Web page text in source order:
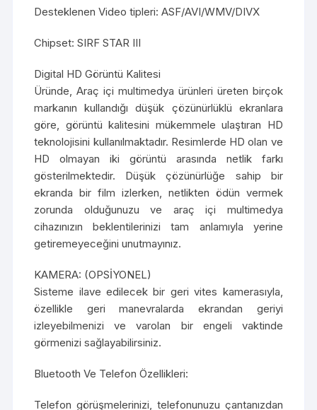
Desteklenen Video tipleri: ASF/AVI/WMV/DIVX
Chipset: SIRF STAR III
Digital HD Görüntü Kalitesi
Üründe, Araç içi multimedya ürünleri üreten birçok
markanın kullandığı düşük çözünürlüklü ekranlara
göre, görüntü kalitesini mükemmele ulaştıran HD
teknolojisini kullanılmaktadır. Resimlerde HD olan ve
HD olmayan iki görüntü arasında netlik farkı
gösterilmektedir. Düşük çözünürlüğe sahip bir
ekranda bir film izlerken, netlikten ödün vermek
zorunda olduğunuzu ve araç içi multimedya
cihazınızın beklentilerinizi tam anlamıyla yerine
getiremeyeceğini unutmayınız.
KAMERA: (OPSİYONEL)
Sisteme ilave edilecek bir geri vites kamerasıyla,
özellikle geri manevralarda ekrandan geriyi
izleyebilmenizi ve varolan bir engeli vaktinde
görmenizi sağlayabilirsiniz.
Bluetooth Ve Telefon Özellikleri:
Telefon görüşmelerinizi, telefonunuzu çantanızdan